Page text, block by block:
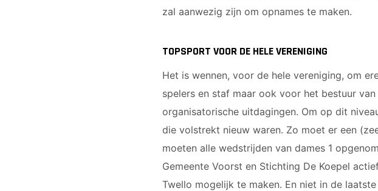
zal aanwezig zijn om opnames te maken.
TOPSPORT VOOR DE HELE VERENIGING
Het is wennen, voor de hele vereniging, om
spelers en staf maar ook voor het bestuur
organisatorische uitdagingen. Om op dit
die volstrekt nieuw waren. Zo moet er een
moeten alle wedstrijden van dames 1
Gemeente Voorst en Stichting De Koepel
Twello mogelijk te maken. En niet in de